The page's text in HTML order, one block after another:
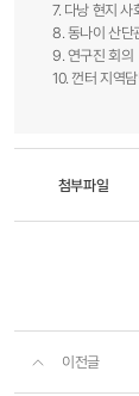
7. 다낭 현지
8. 동나이 산단
9. 연구진 회의
10. 껀터 지역
첨부파일
이전글